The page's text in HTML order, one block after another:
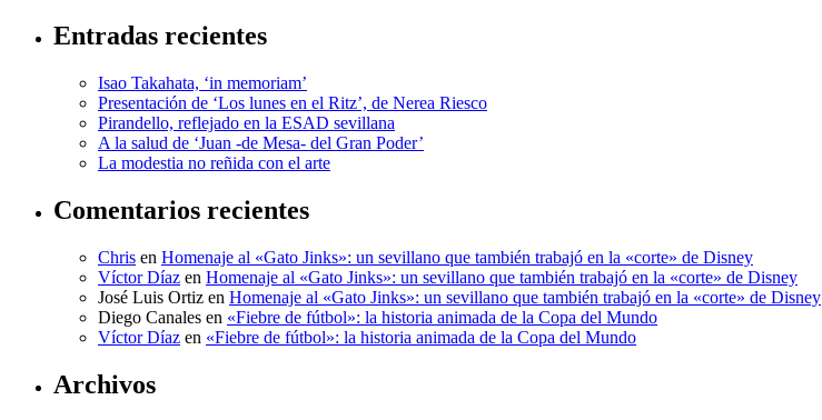
Entradas recientes
Isao Takahata, ‘in memoriam’
Presentación de ‘Los lunes en el Ritz’, de Nerea Riesco
Pirandello, reflejado en la ESAD sevillana
A la salud de ‘Juan -de Mesa- del Gran Poder’
La modestia no reñida con el arte
Comentarios recientes
Chris en Homenaje al «Gato Jinks»: un sevillano que también trabajó en la «corte» de Disney
Víctor Díaz en Homenaje al «Gato Jinks»: un sevillano que también trabajó en la «corte» de Disney
José Luis Ortiz en Homenaje al «Gato Jinks»: un sevillano que también trabajó en la «corte» de Disney
Diego Canales en «Fiebre de fútbol»: la historia animada de la Copa del Mundo
Víctor Díaz en «Fiebre de fútbol»: la historia animada de la Copa del Mundo
Archivos